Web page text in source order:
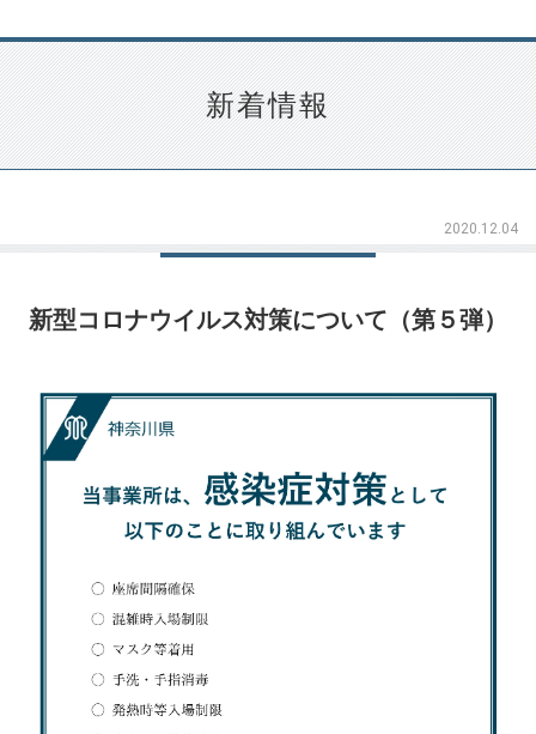
新着情報
2020.12.04
新型コロナウイルス対策について（第５弾）